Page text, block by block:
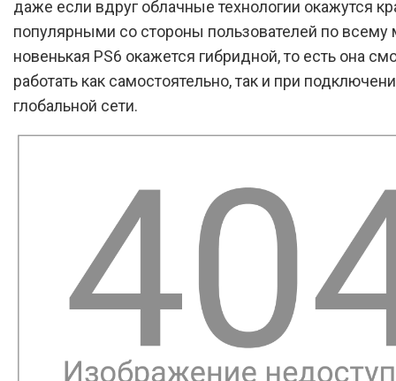
даже если вдруг облачные технологии окажутся
популярными со стороны пользователей по всему
новенькая PS6 окажется гибридной, то есть она
работать как самостоятельно, так и при
глобальной сети.